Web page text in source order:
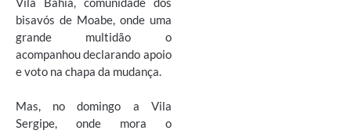
bisavós de Moabe, onde uma
grande multidão o
acompanhou declarando apoio
e voto na chapa da mudança.
Mas, no domingo a Vila
Sergipe, onde mora o